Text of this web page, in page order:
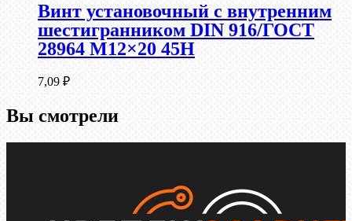
Винт установочный с внутренним
шестигранником DIN 916/ГОСТ
28964 М12×20 45Н
7,09 ₽
Вы смотрели